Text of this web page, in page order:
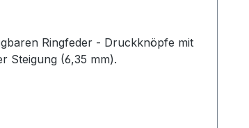
Ringfeder - Druckknöpfe mit
Steigung (6,35 mm).